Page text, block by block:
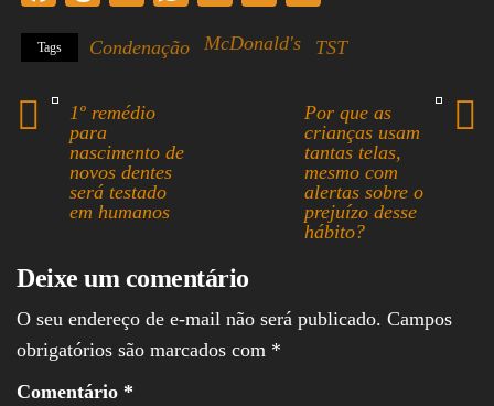
ce
bo
ok
ea
ds
ts ed ail re
Tags Condenação McDonald's TST
1º remédio
para
nascimento de
novos dentes
será testado
em humanos
Por que as
crianças usam
tantas telas,
mesmo com
alertas sobre o
prejuízo desse
hábito?
Deixe um comentário
O seu endereço de e-mail não será publicado. Campos
obrigatórios são marcados com *
Comentário *